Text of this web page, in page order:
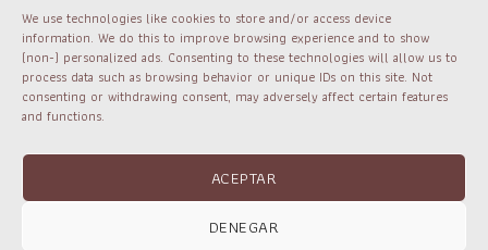
We use technologies like cookies to store and/or access device
information. We do this to improve browsing experience and to show
(non-) personalized ads. Consenting to these technologies will allow us to
process data such as browsing behavior or unique IDs on this site. Not
consenting or withdrawing consent, may adversely affect certain features
and functions.
ACEPTAR
DENEGAR